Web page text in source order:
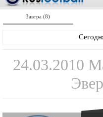
Завтра (8)
24.03.2010